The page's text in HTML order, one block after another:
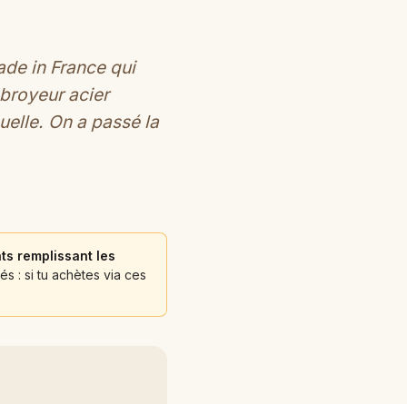
in France qui
acier
On a passé la
remplissant les
: si tu achètes via ces